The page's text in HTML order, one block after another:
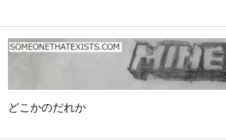
どこかのだれか